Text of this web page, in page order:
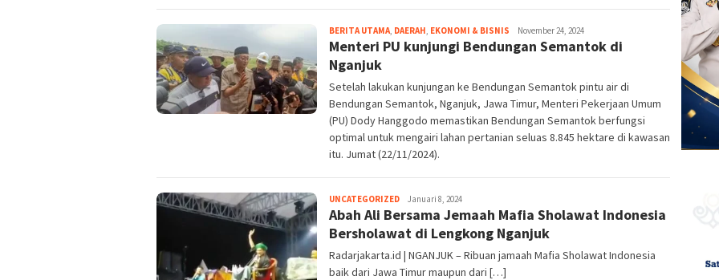
BERITA UTAMA DAERAH EKONOMI & BISNIS ekaNovember 24, 2024
Menteri PU kunjungi Bendungan Semantok di
Nganjuk
Setelah lakukan kunjungan ke Bendungan Semantok pintu air di
Bendungan Semantok, Nganjuk, Jawa Timur, Menteri Pekerjaan Umum
(PU) Dody Hanggodo memastikan Bendungan Semantok berfungsi
optimal untuk mengairi lahan pertanian seluas 8.845 hektare di kawasan
itu. Jumat (22/11/2024).
UNCATEGORIZED ekaJanuari 8, 2024
Abah Ali Bersama Jemaah Mafia Sholawat Indonesia
Bersholawat di Lengkong Nganjuk
Radarjakarta.id | NGANJUK – Ribuan jamaah Mafia Sholawat Indonesia
baik dari Jawa Timur maupun dari […]